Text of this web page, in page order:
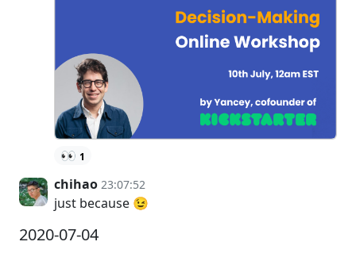
👀 1
chihao 23:07:52
just because 😉
2020-07-04